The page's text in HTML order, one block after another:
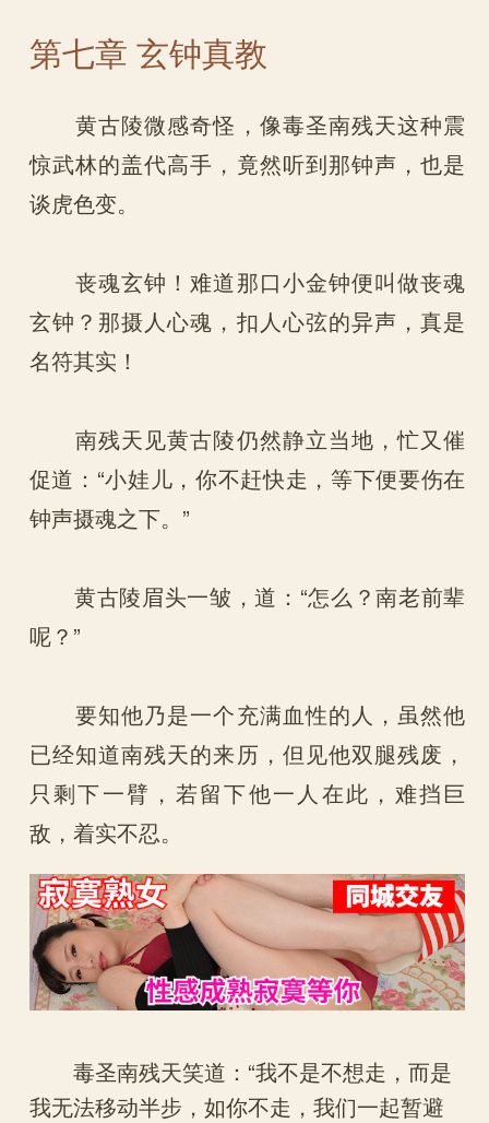
第七章 玄钟真教
黄古陵微感奇怪，像毒圣南残天这种震
惊武林的盖代高手，竟然听到那钟声，也是
谈虎色变。
丧魂玄钟！难道那口小金钟便叫做丧魂
玄钟？那摄人心魂，扣人心弦的异声，真是
名符其实！
南残天见黄古陵仍然静立当地，忙又催
促道：“小娃儿，你不赶快走，等下便要伤在
钟声摄魂之下。”
黄古陵眉头一皱，道：“怎么？南老前辈
呢？”
要知他乃是一个充满血性的人，虽然他
已经知道南残天的来历，但见他双腿残废，
只剩下一臂，若留下他一人在此，难挡巨
敌，着实不忍。
毒圣南残天笑道：“我不是不想走，而是
我无法移动半步，如你不走，我们一起暂避